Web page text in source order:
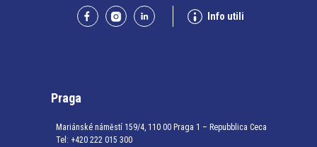
Info utili
Praga
Mariánské náměstí 159/4, 110 00 Praga 1 – Repubblica Ceca
Tel: +420 222 015 300